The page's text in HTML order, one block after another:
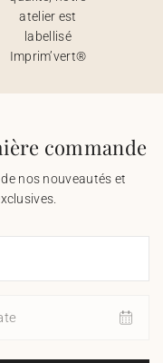
atelier est
labellisé
Imprim’vert®
commande
nos nouveautés et